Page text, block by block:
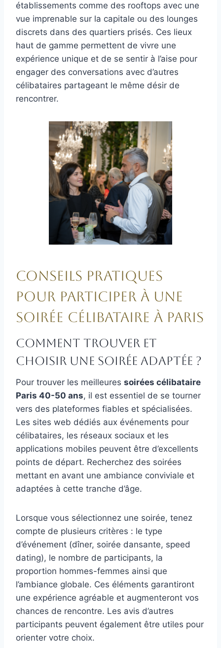
établissements comme des rooftops avec une
vue imprenable sur la capitale ou des lounges
discrets dans des quartiers prisés. Ces lieux
haut de gamme permettent de vivre une
expérience unique et de se sentir à l’aise pour
engager des conversations avec d’autres
célibataires partageant le même désir de
rencontrer.
Conseils pratiques
pour participer à une
soirée célibataire à Paris
Comment trouver et
choisir une soirée adaptée ?
Pour trouver les meilleures soirées célibataire
Paris 40-50 ans, il est essentiel de se tourner
vers des plateformes fiables et spécialisées.
Les sites web dédiés aux événements pour
célibataires, les réseaux sociaux et les
applications mobiles peuvent être d’excellents
points de départ. Recherchez des soirées
mettant en avant une ambiance conviviale et
adaptées à cette tranche d’âge.
Lorsque vous sélectionnez une soirée, tenez
compte de plusieurs critères : le type
d’événement (dîner, soirée dansante, speed
dating), le nombre de participants, la
proportion hommes-femmes ainsi que
l’ambiance globale. Ces éléments garantiront
une expérience agréable et augmenteront vos
chances de rencontre. Les avis d’autres
participants peuvent également être utiles pour
orienter votre choix.